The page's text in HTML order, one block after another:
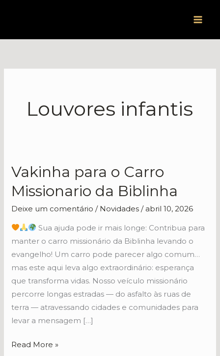
Louvores infantis
Vakinha para o Carro
Missionario da Biblinha
Deixe um comentário / Novidades / abril 10, 2026
Sua ajuda pode ir mais longe: Contribua para
manter o carro missionário da Biblinha levando o
evangelho! Um carro pode parecer algo comum…
mas este aqui leva algo extraordinário: esperança
que transforma vidas. Nosso veículo missionário
percorre longas estradas — do asfalto às ruas de
terra — atravessando cidades e comunidades para
levar a mensagem […]
Vakinha
o
Carro
Read More »